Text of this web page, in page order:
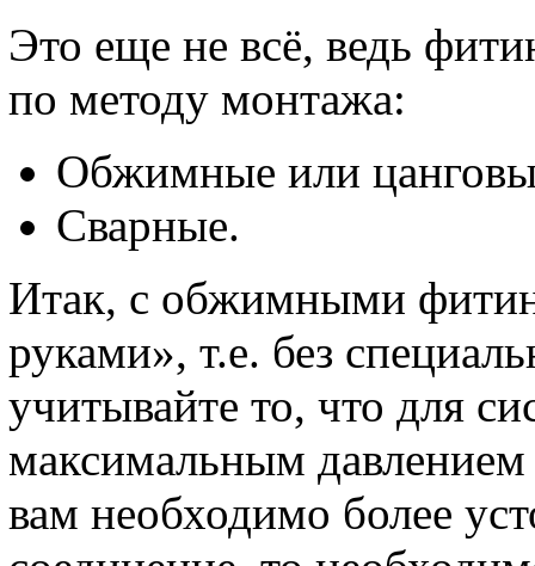
Это еще не всё, ведь
по методу монтажа:
Обжимные или
Сварные.
Итак, с обжимными
руками», т.е. без
учитывайте то, что для
максимальным давлением
вам необходимо более